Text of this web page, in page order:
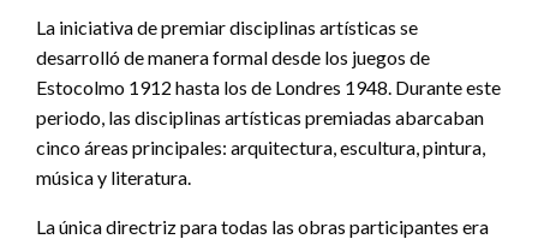
La iniciativa de premiar disciplinas artísticas se
desarrolló de manera formal desde los juegos de
Estocolmo 1912 hasta los de Londres 1948. Durante este
periodo, las disciplinas artísticas premiadas abarcaban
cinco áreas principales: arquitectura, escultura, pintura,
música y literatura.
La única directriz para todas las obras participantes era